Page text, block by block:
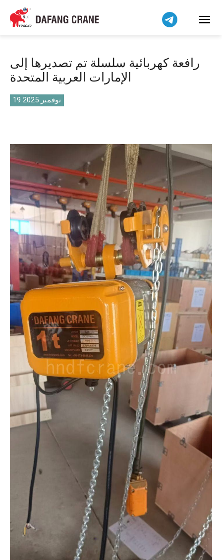
رافعة كهربائية سلسلة تم تصديرها إلى
الإمارات العربية المتحدة
19 نوفمبر 2025
Bahasa Indonesia
Bahasa Melayu
বাংলা
فارسی
Pilipino
اردو
Čeština
Беларуская мова
Kiswahili
Dansk
Norsk
O‘zbekcha